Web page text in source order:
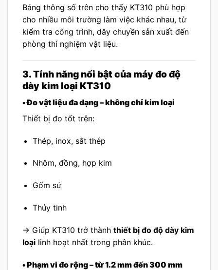
Bảng thông số trên cho thấy KT310 phù hợp
cho nhiều môi trường làm việc khác nhau, từ
kiểm tra công trình, dây chuyền sản xuất đến
phòng thí nghiệm vật liệu.
3. Tính năng nổi bật của máy đo độ
dày kim loại KT310
• Đo vật liệu đa dạng – không chỉ kim loại
Thiết bị đo tốt trên:
Thép, inox, sắt thép
Nhôm, đồng, hợp kim
Gốm sứ
Thủy tinh
→ Giúp KT310 trở thành thiết bị đo độ dày kim
loại linh hoạt nhất trong phân khúc.
• Phạm vi đo rộng – từ 1.2 mm đến 300 mm